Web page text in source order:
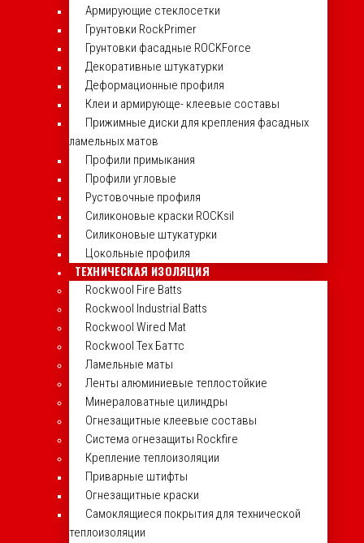
Армирующие стеклосетки
Грунтовки RockPrimer
Грунтовки фасадные ROCKForce
Декоративные штукатурки
Деформационные профиля
Клеи и армирующе- клеевые составы
Прижимные диски для крепления фасадных
ламельных матов
Профили примыкания
Профили угловые
Рустовочные профиля
Силиконовые краски ROCKsil
Силиконовые штукатурки
Цокольные профиля
ТЕХНИЧЕСКАЯ ИЗОЛЯЦИЯ
Rockwool Fire Batts
Rockwool Industrial Batts
Rockwool Wired Mat
Rockwool Тех Баттс
Ламельные маты
Ленты алюминиевые теплостойкие
Минераловатные цилиндры
Огнезащитные клеевые составы
Система огнезащиты Rockfire
Крепление теплоизоляции
Приварные штифты
Огнезащитные краски
Самоклящиеся покрытия для технической
теплоизоляции